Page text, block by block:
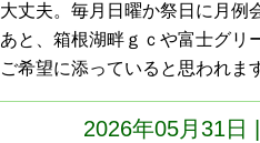
大丈夫。毎月日曜か祭日に月例
あと、箱根湖畔ｇｃや富士グリ
ご希望に添っていると思われま
2026年05月31日